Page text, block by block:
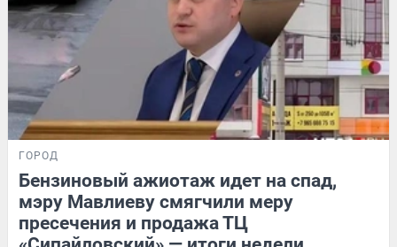
ГОРОД
Бензиновый ажиотаж идет на спад,
мэру Мавлиеву смягчили меру
пресечения и продажа ТЦ